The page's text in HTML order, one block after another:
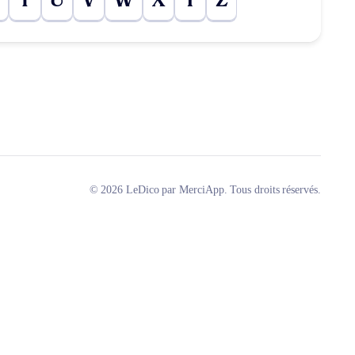
© 2026 LeDico par MerciApp. Tous droits réservés.